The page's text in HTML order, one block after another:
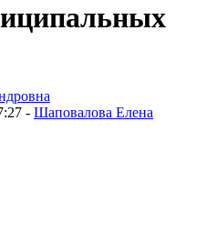
- Шаповалова Елена